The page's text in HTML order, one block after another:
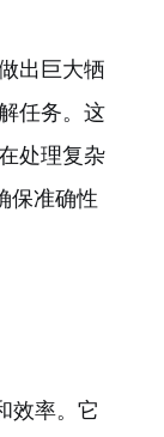
出巨大牺
任务。这
处理复杂
保准确性
效率。它